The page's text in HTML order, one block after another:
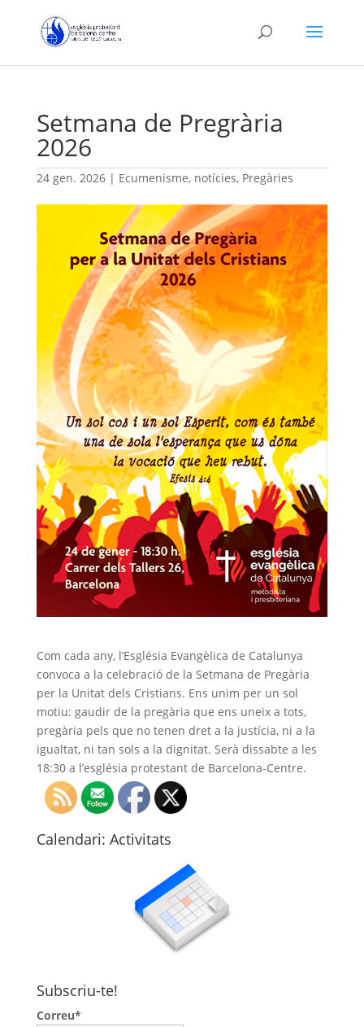
Setmana de Pregrària
2026
24 gen. 2026| Ecumenisme, notícies, Pregàries
Com cada any, l’Església Evangèlica de Catalunya
convoca a la celebració de la Setmana de Pregària
per la Unitat dels Cristians. Ens unim per un sol
motiu: gaudir de la pregària que ens uneix a tots,
pregària pels que no tenen dret a la justícia, ni a la
igualtat, ni tan sols a la dignitat. Serà dissabte a les
18:30 a l’església protestant de Barcelona-Centre.
Calendari: Activitats
Subscriu-te!
Correu*